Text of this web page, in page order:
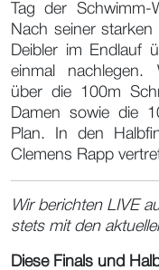
Tag der
Nach seiner starken
Deibler im Endlauf
einmal nachlegen.
über die 100m
Damen sowie die
Plan. In den
Clemens Rapp
Wir berichten LIVE
stets mit den
Diese Finals und